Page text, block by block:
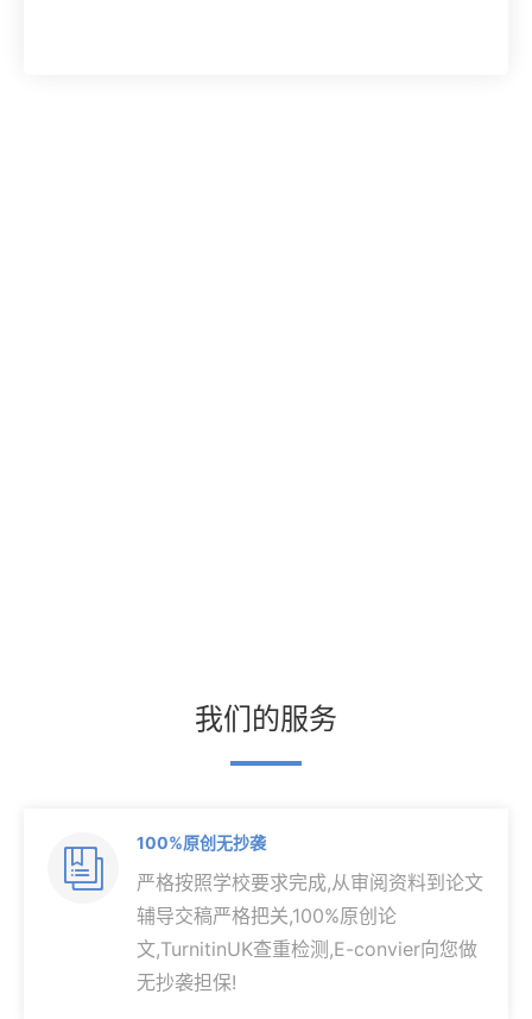
我们的服务

100%原创无抄袭
严格按照学校要求完成,从审阅资料到论文
辅导交稿严格把关,100%原创论
文,TurnitinUK查重检测,E-convier向您做
无抄袭担保!